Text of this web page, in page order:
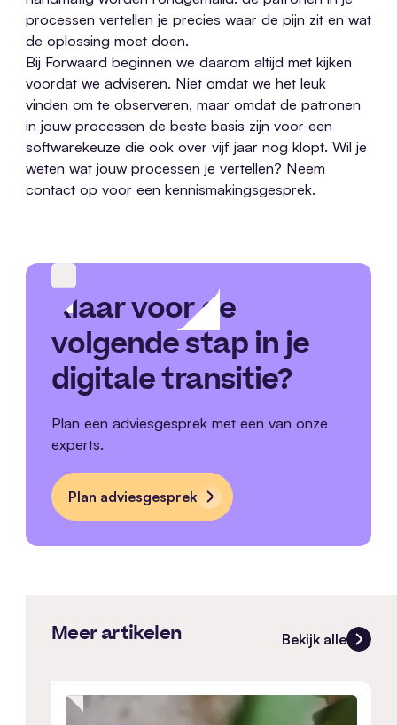
processen vertellen je precies waar de pijn zit en wat
de oplossing moet doen.
Bij Forwaard beginnen we daarom altijd met kijken
voordat we adviseren. Niet omdat we het leuk
vinden om te observeren, maar omdat de patronen
in jouw processen de beste basis zijn voor een
softwarekeuze die ook over vijf jaar nog klopt. Wil je
weten wat jouw processen je vertellen? Neem
contact op voor een kennismakingsgesprek.
Klaar voor de
volgende stap in je
digitale transitie?
Plan een adviesgesprek met een van onze
experts.
Plan adviesgesprek
Meer artikelen Bekijk alle